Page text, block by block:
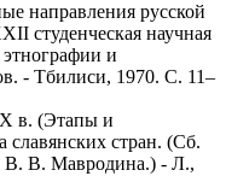
направления русской
студенческая научная
и
- Тбилиси, 1970. С. 11–
в. (Этапы и
славянских стран. (Сб.
В. В. Мавродина.) - Л.,